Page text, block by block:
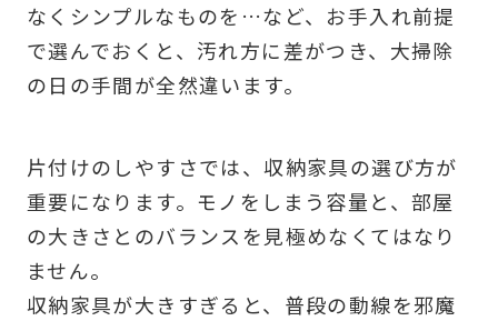
なくシンプルなものを…など、お手入れ前提
で選んでおくと、汚れ方に差がつき、大掃除
の日の手間が全然違います。
片付けのしやすさでは、収納家具の選び方が
重要になります。モノをしまう容量と、部屋
の大きさとのバランスを見極めなくてはなり
ません。
収納家具が大きすぎると、普段の動線を邪魔